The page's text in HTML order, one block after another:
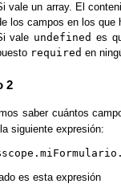
vale un array. El
los campos en los que
vale undefined es
required en
2
saber cuántos
siguiente expresión:
es esta expresión